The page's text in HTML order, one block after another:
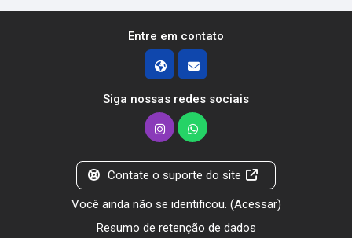
Entre em contato
Siga nossas redes sociais
Contate o suporte do site
Você ainda não se identificou. (Acessar)
Resumo de retenção de dados